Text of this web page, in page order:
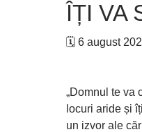
ÎȚI VA
🗓 6 august
„Domnul te va
locuri aride și
un izvor ale